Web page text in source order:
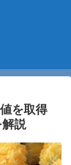
を取得
説